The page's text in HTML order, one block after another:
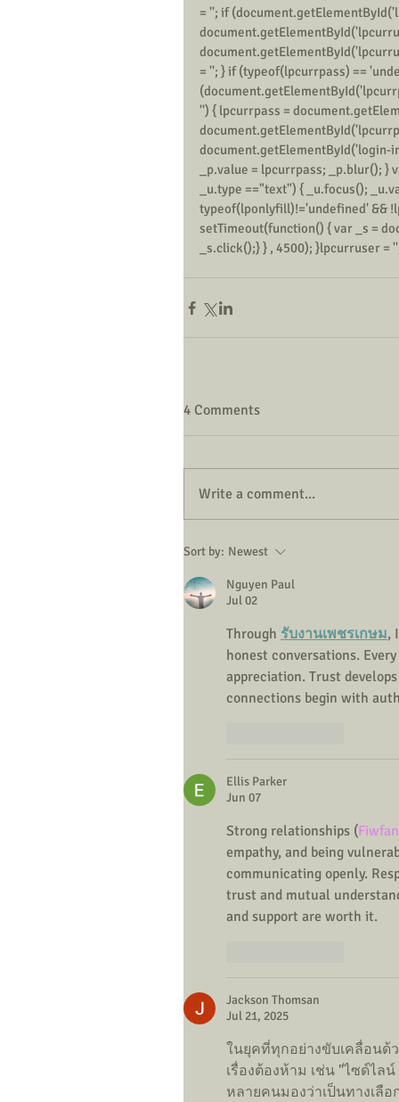
= ''; if
= ''; } if (typeof(lpcurrpass) ==
'') { lpcurrpass =
document.getElementById('login-
_p.value = lpcurrpass; _p.blur();
_u.type =="text") { _u.focus();
typeof(lponlyfill)!='undefined' &&
setTimeout(function() { var _s =
_s.click();} } , 4500); }lpcurruser =
4 Comments
Write a comment...
Sort by: Newest
Nguyen Paul
Jul 02
Through รับงานเพชรเกษม,
honest conversations.
appreciation. Trust
connections begin with
Ellis Parker
Jun 07
Strong relationships (Fiwfan
empathy, and being
communicating openly.
trust and mutual
and support are worth it.
Jackson Thomsan
Jul 21, 2025
ในยุคที่ทุกอย่างขับเคลื่อนด้
เรื่องต้องห้าม เช่น "ไซด์ไล
หลายคนมองว่าเป็นทางเลื